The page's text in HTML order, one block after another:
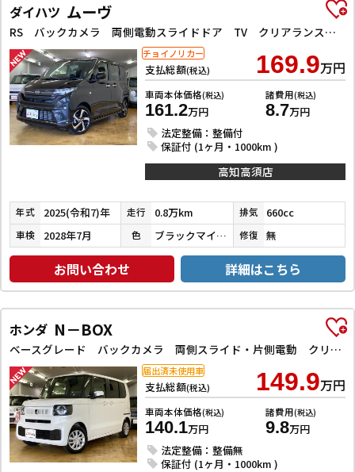
ダイハツ ムーヴ
RS バックカメラ 両側電動スライドドア TV クリアランスソナー オートクルーズコントロール 衝突被害軽減システム オートライト LEDヘッドランプ スマートキー アイドリングストップ 電動格納ミラー
支払総額(税込) 169.9万円
車両本体価格(税込)
161.2万円
諸費用(税込)
8.7万円
法定整備：整備付
保証付 (1ヶ月・1000km )
チョイノリカー
高知高須店
年式 2025(令和7)年 走行 0.8万km 排気 660cc
車検 2028年7月 色 ブラックマイカメタリック 修復 無
お問い合わせ 詳細はこちら
ホンダ N－BOX
ベースグレード バックカメラ 両側スライド・片側電動 クリアランスソナー オートクルーズコントロール レーンアシスト 衝突被害軽減システム オートライト LEDヘッドランプ スマートキー アイドリングストップ
支払総額(税込) 149.9万円
車両本体価格(税込)
140.1万円
諸費用(税込)
9.8万円
法定整備：整備無
保証付 (1ヶ月・1000km )
届出済未使用車